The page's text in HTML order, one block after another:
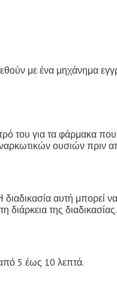
με ένα μηχάνημα
του για τα φάρμακα
ουσιών πριν
αυτή μπορεί να
της διαδικασίας.
5 έως 10 λεπτά.